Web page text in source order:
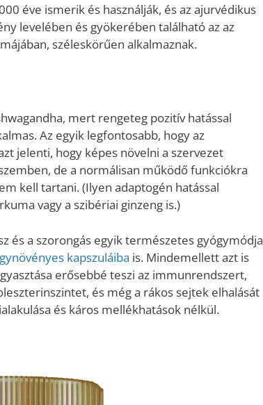
éve ismerik és használják, és az ajurvédikus
levelében és gyökerében található az az
széleskörűen alkalmaznak.
mert rengeteg pozitív hatással
Az egyik legfontosabb, hogy az
jelenti, hogy képes növelni a szervezet
de a normálisan működő funkciókra
kell tartani. (Ilyen adaptogén hatással
vagy a szibériai ginzeng is.)
és a szorongás egyik természetes gyógymódja
kapszuláiba is. Mindemellett azt is
erősebbé teszi az immunrendszert,
és még a rákos sejtek elhalását
és káros mellékhatások nélkül.